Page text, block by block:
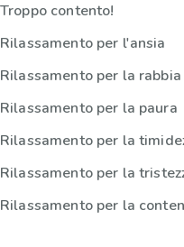
Troppo contento!
Rilassamento per l'ansia
Rilassamento per la rabbia
Rilassamento per la paura
Rilassamento per la
Rilassamento per la
Rilassamento per la